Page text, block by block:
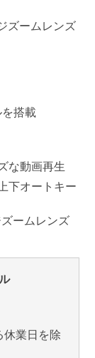
ズームレンズ
搭載
な動画再生
下オートキー
ームレンズ
休業日を除